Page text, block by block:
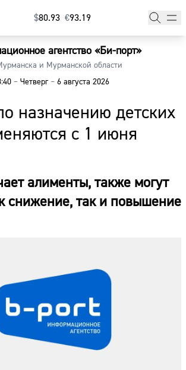
$⁠80.93 €⁠93.19
агентство «Би-порт»
и Мурманской области
–Четверг –6 августа 2026
назначению детских
с 1 июня
алименты, также могут
снижение, так и повышение